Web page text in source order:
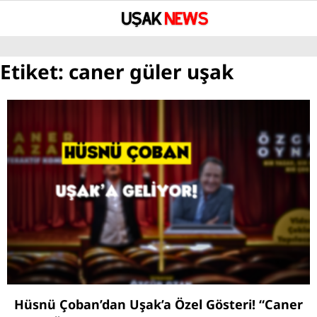
YAZARLAR
ASAYİŞ
SPOR
SİYASET
UŞAK’TA BUGÜN VEFAT EDENLER
BÖLGESEL HABERLER
Etiket: caner güler uşak
Hüsnü Çoban’dan Uşak’a Özel Gösteri! “Caner